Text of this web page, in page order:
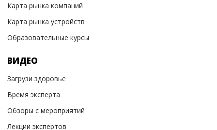
Карта рынка компаний
Карта рынка устройств
Образовательные курсы
ВИДЕО
Загрузи здоровье
Время эксперта
Обзоры с мероприятий
Лекции экспертов